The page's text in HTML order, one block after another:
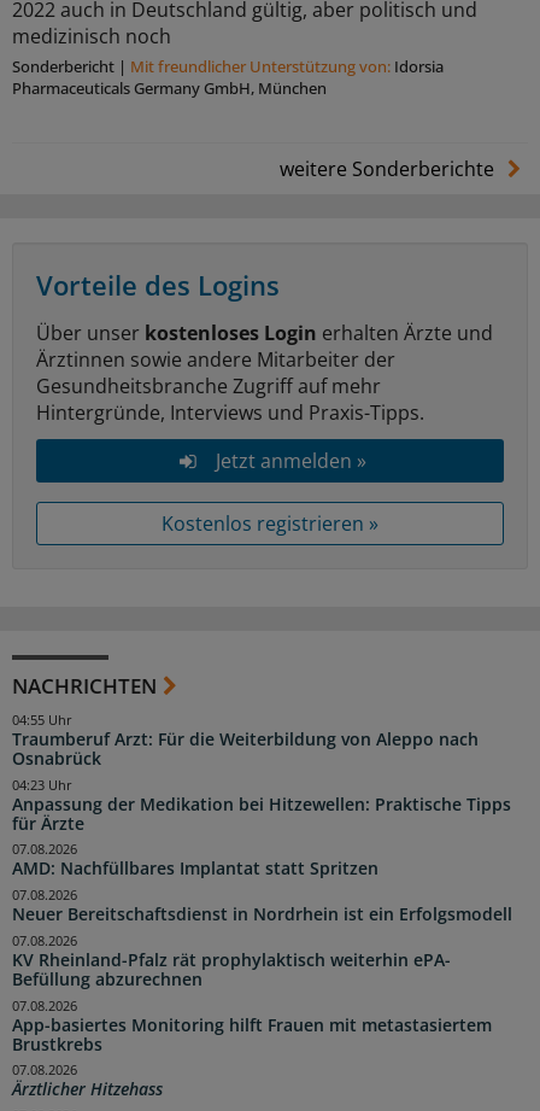
2022 auch in Deutschland gültig, aber politisch und
medizinisch noch
Sonderbericht | Mit freundlicher Unterstützung von: Idorsia
Pharmaceuticals Germany GmbH, München
weitere Sonderberichte
Vorteile des Logins
Über unser kostenloses Login erhalten Ärzte und
Ärztinnen sowie andere Mitarbeiter der
Gesundheitsbranche Zugriff auf mehr
Hintergründe, Interviews und Praxis-Tipps.
Jetzt anmelden »
Kostenlos registrieren »
NACHRICHTEN
Traumberuf Arzt: Für die Weiterbildung von Aleppo nach
Osnabrück
04:55 Uhr
Anpassung der Medikation bei Hitzewellen: Praktische Tipps
für Ärzte
04:23 Uhr
AMD: Nachfüllbares Implantat statt Spritzen
07.08.2026
Neuer Bereitschaftsdienst in Nordrhein ist ein Erfolgsmodell
07.08.2026
KV Rheinland-Pfalz rät prophylaktisch weiterhin ePA-
Befüllung abzurechnen
07.08.2026
App-basiertes Monitoring hilft Frauen mit metastasiertem
Brustkrebs
07.08.2026
Ärztlicher Hitzehass
07.08.2026